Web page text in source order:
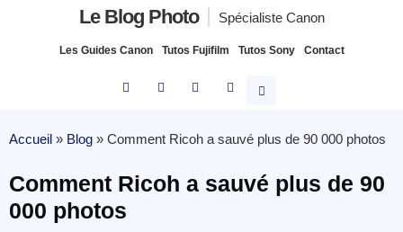
Le Blog Photo Spécialiste Canon
Les Guides Canon Tutos Fujifilm Tutos Sony Contact
Accueil » Blog » Comment Ricoh a sauvé plus de 90 000 photos
Comment Ricoh a sauvé plus de 90
000 photos